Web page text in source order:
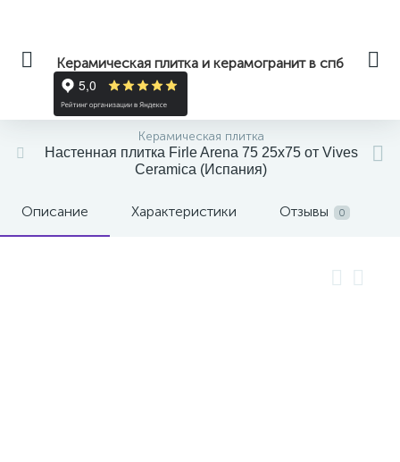
Керамическая плитка и керамогранит в спб
Керамическая плитка
Настенная плитка Firle Arena 75 25x75 от Vives
Ceramica (Испания)
Описание Характеристики Отзывы 0